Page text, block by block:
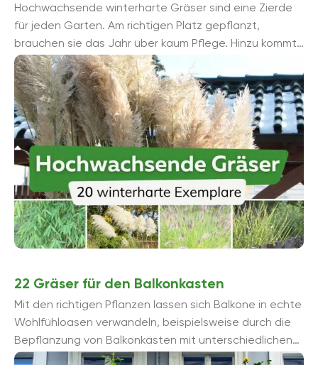
Hochwachsende winterharte Gräser sind eine Zierde
für jeden Garten. Am richtigen Platz gepflanzt,
brauchen sie das Jahr über kaum Pflege. Hinzu kommt
ihr attraktiver Zierwert auch im Winter.
22 Gräser für den Balkonkasten
Mit den richtigen Pflanzen lassen sich Balkone in echte
Wohlfühloasen verwandeln, beispielsweise durch die
Bepflanzung von Balkonkästen mit unterschiedlichen
Gräsern.